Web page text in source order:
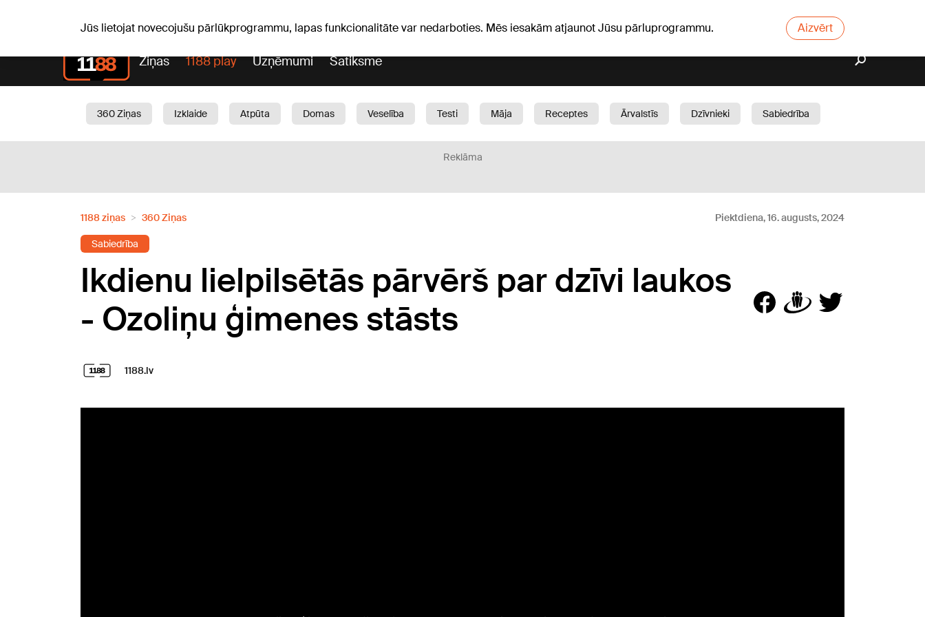
Jūs lietojat novecojušu pārlūkprogrammu, lapas funkcionalitāte var nedarboties. Mēs iesakām atjaunot Jūsu pārluprogrammu. Aizvērt
Ziņas 1188 play Uzņēmumi Satiksme
360 Ziņas Izklaide Atpūta Domas Veselība Testi Māja Receptes Ārvalstīs Dzīvnieki
Sabiedrība
Reklāma
1188 ziņas 360 Ziņas Piektdiena, 16. augusts, 2024
Sabiedrība
Ikdienu lielpilsētās pārvērš par dzīvi laukos
- Ozoliņu ģimenes stāsts
1188.lv